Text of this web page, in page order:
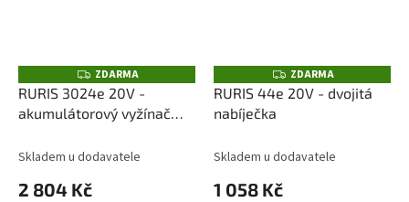
Z
D
A
R
ZDARMA
RURIS 3024e 20V -
akumulátorový vyžínač
nabíječky)
Skladem u dodavatele
2 804 Kč
Z
D
A
ZDARMA
RURIS 44e 20V - dvojitá
nabíječka
Skladem u dodavatele
1 058 Kč